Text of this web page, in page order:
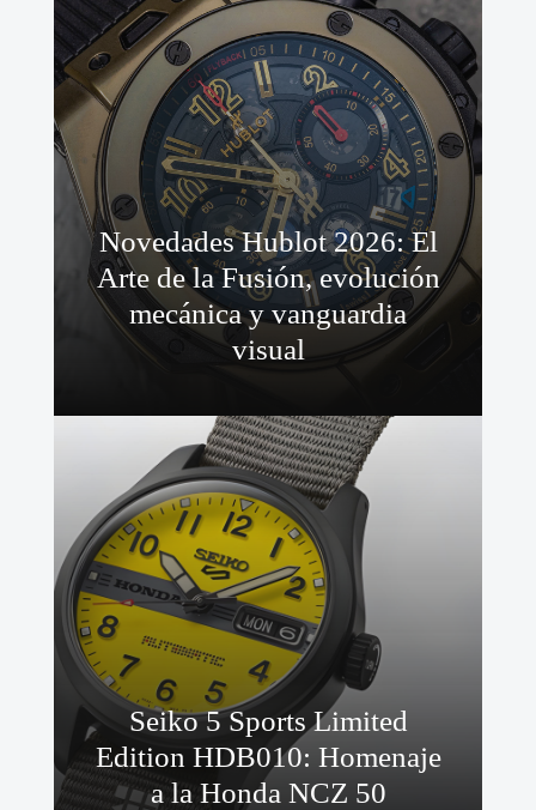
Novedades Hublot 2026: El
Arte de la Fusión, evolución
mecánica y vanguardia
visual
Seiko 5 Sports Limited
Edition HDB010: Homenaje
a la Honda NCZ 50